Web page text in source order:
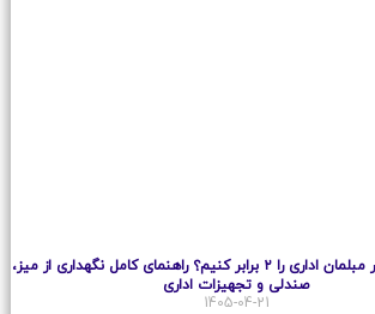
چطور طول عمر مبلمان اداری را ۲ برابر کنیم؟ راهنمای کامل نگهداری از میز،
صندلی و تجهیزات اداری
1405-04-21